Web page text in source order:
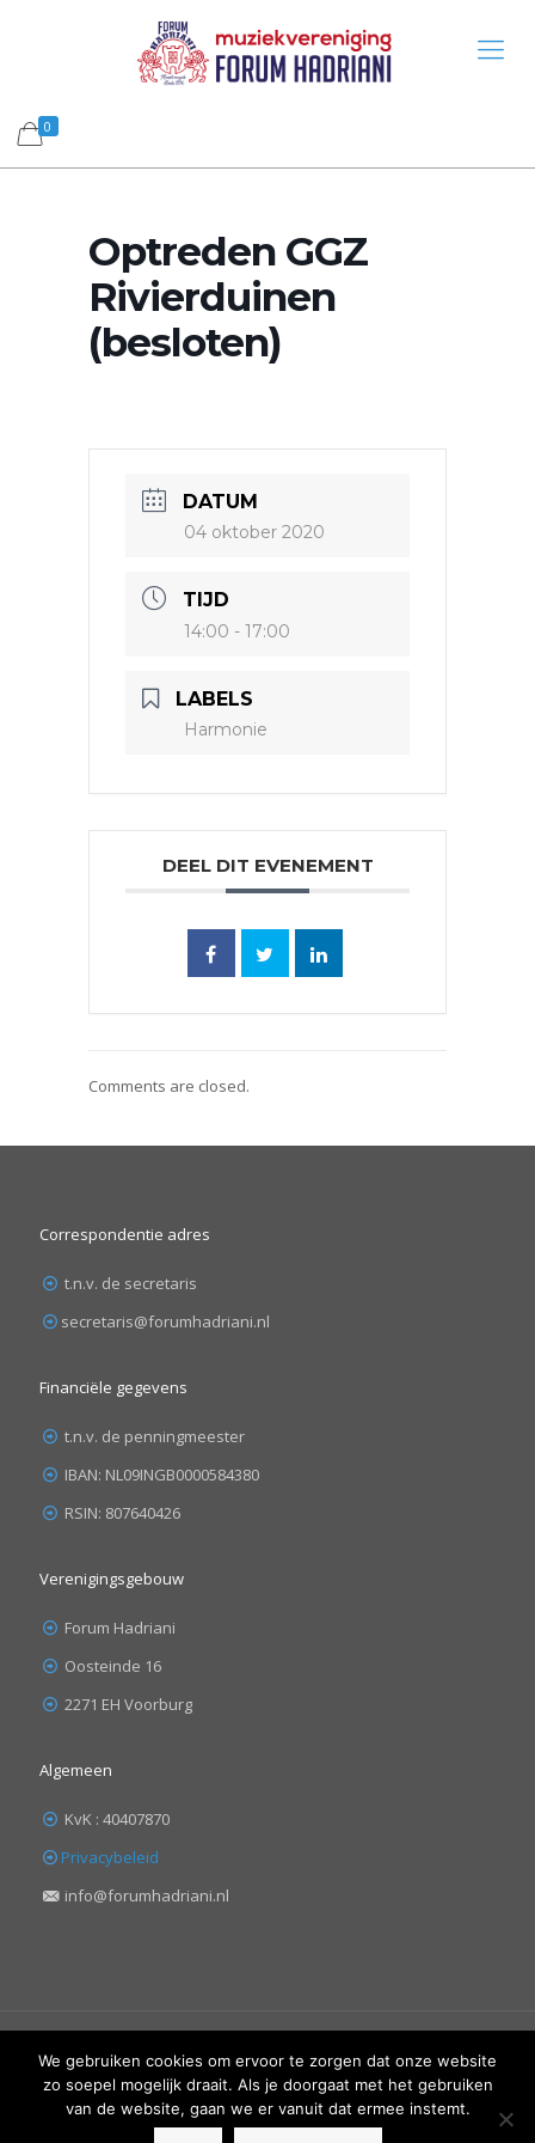
0
Optreden GGZ
Rivierduinen
(besloten)
DATUM
04 oktober 2020
TIJD
14:00 - 17:00
LABELS
Harmonie
DEEL DIT EVENEMENT
Comments are closed.
Correspondentie adres
t.n.v. de secretaris
secretaris@forumhadriani.nl
Financiële gegevens
t.n.v. de penningmeester
IBAN: NL09INGB0000584380
RSIN: 807640426
Verenigingsgebouw
Forum Hadriani
Oosteinde 16
2271 EH Voorburg
Algemeen
KvK : 40407870
Privacybeleid
info@forumhadriani.nl
© 2019 Forum Hadriani. All Rights Reserved | Design:Moja
We gebruiken cookies om ervoor te zorgen dat onze website
zo soepel mogelijk draait. Als je doorgaat met het gebruiken
van de website, gaan we er vanuit dat ermee instemt.